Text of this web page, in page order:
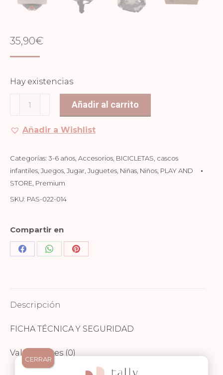
35,90€
Hay existencias
CASCO
LUZ
TAUPE
cantidad
Añadir al carrito
Añadir a Wishlist
Categorías: 3-6 años Accesorios BICICLETAS cascos
infantiles Juegos Jugar Juguetes Niñas Niños PLAY AND
STORE Premium
SKU: PAS-022-014
Compartir en
Share Share Share
Descripción
FICHA TÉCNICA Y SEGURIDAD
Valoraciones (0)
CERRAR